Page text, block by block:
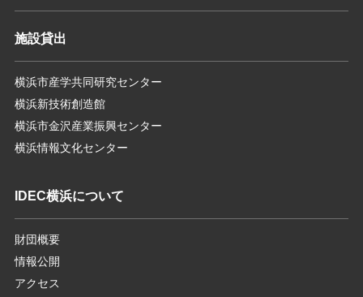
施設貸出
横浜市産学共同研究センター
横浜新技術創造館
横浜市金沢産業振興センター
横浜情報文化センター
IDEC横浜について
財団概要
情報公開
アクセス